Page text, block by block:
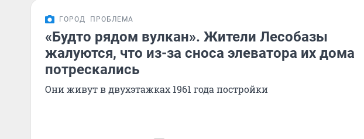
ГОРОД ПРОБЛЕМА
«Будто рядом вулкан». Жители Лесобазы
жалуются, что из-за сноса элеватора их дома
потрескались
Они живут в двухэтажках 1961 года постройки